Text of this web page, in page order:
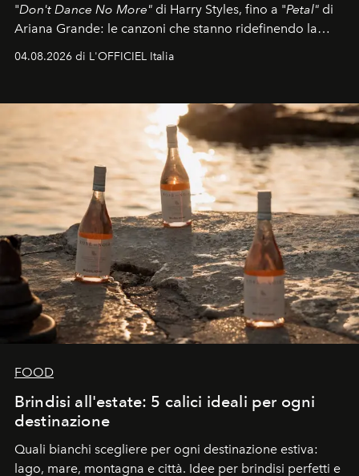
"Don't Dance No More" di Harry Styles, fino a "Petal" di
Ariana Grande: le canzoni che stanno ridefinendo la
04.08.2026 di L'OFFICIEL Italia
FOOD
Brindisi all'estate: 5 calici ideali per ogni
destinazione
Quali bianchi scegliere per ogni destinazione estiva:
lago, mare, montagna e città. Idee per brindisi perfetti e